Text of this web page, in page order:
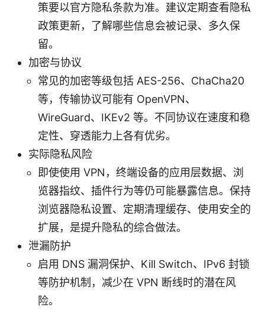
策要以官方隐私条款为准。建议定期查看隐私
政策更新，了解哪些信息会被记录、多久保
留。
加密与协议
常见的加密等级包括 AES-256、ChaCha20
等，传输协议可能有 OpenVPN、
WireGuard、IKEv2 等。不同协议在速度和稳
定性、穿透能力上各有优劣。
实际隐私风险
即使使用 VPN，终端设备的应用层数据、浏
览器指纹、插件行为等仍可能暴露信息。保持
浏览器隐私设置、定期清理缓存、使用安全的
扩展，是提升隐私的综合做法。
泄漏防护
启用 DNS 漏洞保护、Kill Switch、IPv6 封锁
等防护机制，减少在 VPN 断线时的潜在风
险。